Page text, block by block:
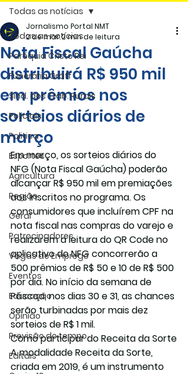
Todas as notícias
Paróquia Cristo Rei
Funerária Gräff
Sind. dos Trab. Rurais
Policiais
Politica
Esportes
Agricultura
Região
Geral
Patrocinadores
Vagas de Emprego
Eventos
Educação
Opinião
Previsão do tempo
Editais
Todas as notícias
Nota Fiscal Gaúcha
distribuirá R$ 950 mil
em prêmios nos
sorteios diários de
março
Jornalismo Portal NMT
2 de mar.2 min de leitura
Em março, os sorteios diários do
NFG (Nota Fiscal Gaúcha) poderão
alcançar R$ 950 mil em premiações
aos inscritos no programa. Os
consumidores que incluírem CPF na
nota fiscal nas compras do varejo e
realizarem a leitura do QR Code no
aplicativo do NFG concorrerão a
500 prêmios de R$ 50 e 10 de R$ 500
por dia. No início da semana de
Páscoa, nos dias 30 e 31, as chances
serão turbinadas por mais dez
sorteios de R$ 1 mil.
Como participar do Receita da Sorte
A modalidade Receita da Sorte,
criada em 2019, é um instrumento